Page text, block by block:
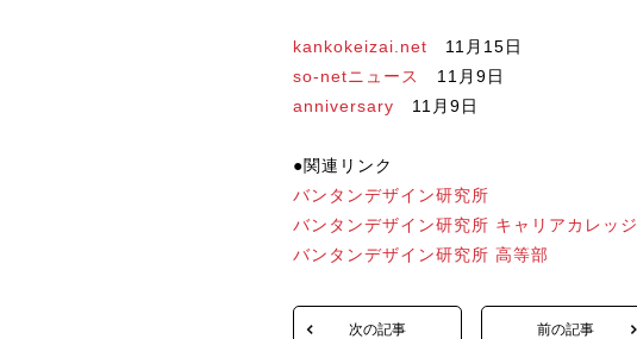
kankokeizai.net 11月15日
so-netニュース
11月9日
anniversary 11月9日
●関連リンク
バンタンデザイン研究所
バンタンデザイン研究所 キャリアカレッジ
バンタンデザイン研究所 高等部
次の記事 前の記事